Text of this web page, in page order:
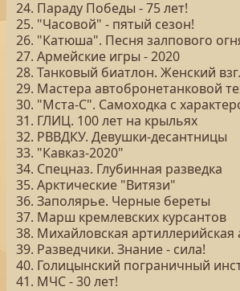
24. Параду Победы - 75 лет!
25. "Часовой" - пятый сезон!
26. "Катюша". Песня залпового
27. Армейские игры - 2020
28. Танковый биатлон. Женский
29. Мастера автобронетанковой
30. "Мста-С". Самоходка с
31. ГЛИЦ. 100 лет на крыльях
32. РВВДКУ. Девушки-десантницы
33. "Кавказ-2020"
34. Спецназ. Глубинная разведка
35. Арктические "Витязи"
36. Заполярье. Черные береты
37. Марш кремлевских курсантов
38. Михайловская артиллерийская
39. Разведчики. Знание - сила!
40. Голицынский пограничный
41. МЧС - 30 лет!